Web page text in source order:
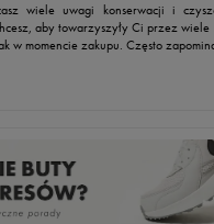
wiele uwagi konserwacji i
aby towarzyszyły Ci przez wiele
w momencie zakupu. Często